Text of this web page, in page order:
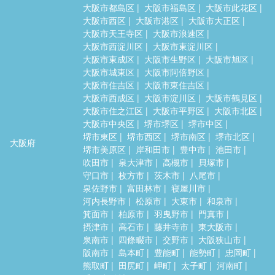
大阪府
大阪市都島区 大阪市福島区
大阪市此花区
大阪市西区
大阪市港区
大阪市大正区
大阪市天王寺区
大阪市浪速区
大阪市西淀川区
大阪市東淀川区
大阪市東成区
大阪市生野区
大阪市旭区
大阪市城東区
大阪市阿倍野区
大阪市住吉区
大阪市東住吉区
大阪市西成区
大阪市淀川区
大阪市鶴見区
大阪市住之江区
大阪市平野区
大阪市北区
大阪市中央区
堺市堺区
堺市中区
堺市東区
堺市西区 堺市南区
堺市北区
堺市美原区
岸和田市 豊中市
池田市
吹田市
泉大津市 高槻市
貝塚市
守口市
枚方市 茨木市
八尾市
泉佐野市
富田林市
寝屋川市
河内長野市
松原市 大東市
和泉市
箕面市
柏原市 羽曳野市
門真市
摂津市
高石市 藤井寺市
東大阪市
泉南市
四條畷市 交野市
大阪狭山市
阪南市
島本町 豊能町 能勢町
忠岡町
熊取町
田尻町 岬町 太子町
河南町